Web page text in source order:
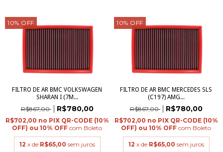
10% OFF
FILTRO DE AR BMC VOLKSWAGEN
SHARAN I (7M...
R$867,00 R$780,00
R$702,00
com Boleto
12 x de R$65,00 sem juros
10% OFF
FILTRO DE AR BMC MERCEDES SLS
(C197) AMG...
R$867,00 R$780,00
R$702,00
com Boleto
12 x de R$65,00 sem juros